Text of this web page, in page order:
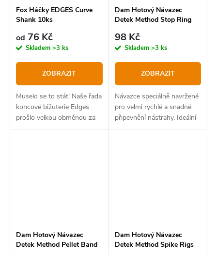
Fox Háčky EDGES Curve
Shank 10ks
od 76 Kč
Skladem >3 ks
ZOBRAZIT
Muselo se to stát! Naše řada
koncové bižuterie Edges
prošlo velkou obměnou za
poslední tři roky a rybáři z
Dam Hotový Návazec
Detek Method Stop Ring
98 Kč
Skladem >3 ks
ZOBRAZIT
Návazce speciálně navržené
pro velmi rychlé a snadné
připevnění nástrahy. Ideální
na předvrtané boilie, měkké
Dam Hotový Návazec
Detek Method Pellet Band
Dam Hotový Návazec
Detek Method Spike Rigs